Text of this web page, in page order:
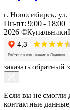
г. Новосибирск,
Пн-пт: 9:00 - 18:00
2026
заказать обратный
Если вы не смогли
контактные